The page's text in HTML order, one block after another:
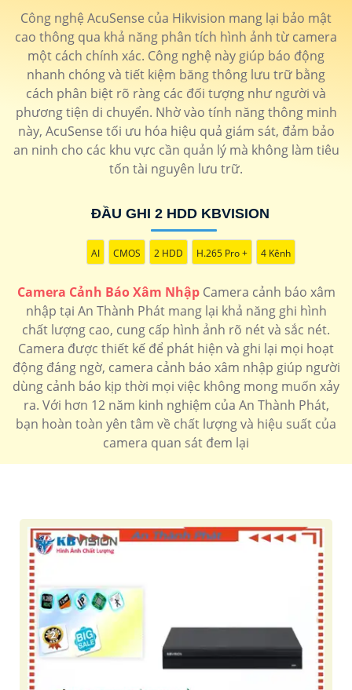
gia đình và ngôi nhà của bạn.
Công nghệ AcuSense của Hikvision mang lại bảo mật
cao thông qua khả năng phân tích hình ảnh từ camera
một cách chính xác. Công nghệ này giúp báo động
nhanh chóng và tiết kiệm băng thông lưu trữ bằng
cách phân biệt rõ ràng các đối tượng như người và
phương tiện di chuyển. Nhờ vào tính năng thông minh
này, AcuSense tối ưu hóa hiệu quả giám sát, đảm bảo
an ninh cho các khu vực cần quản lý mà không làm tiêu
tốn tài nguyên lưu trữ.
ĐẦU GHI 2 HDD KBVISION
AI CMOS 2 HDD H.265 Pro + 4 Kênh
Camera Cảnh Báo Xâm NhậpCamera cảnh báo xâm
nhập tại An Thành Phát mang lại khả năng ghi hình
chất lượng cao, cung cấp hình ảnh rõ nét và sắc nét.
Camera được thiết kế để phát hiện và ghi lại mọi hoạt
động đáng ngờ, camera cảnh báo xâm nhập giúp người
dùng cảnh báo kịp thời mọi việc không mong muốn xảy
ra. Với hơn 12 năm kinh nghiệm của An Thành Phát,
bạn hoàn toàn yên tâm về chất lượng và hiệu suất của
camera quan sát đem lại